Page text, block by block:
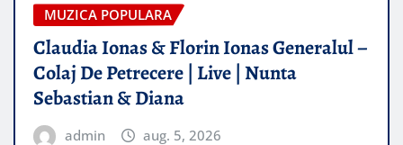
MUZICA POPULARA
Claudia Ionas & Florin Ionas Generalul –
Colaj De Petrecere | Live | Nunta
Sebastian & Diana
admin aug. 5, 2026